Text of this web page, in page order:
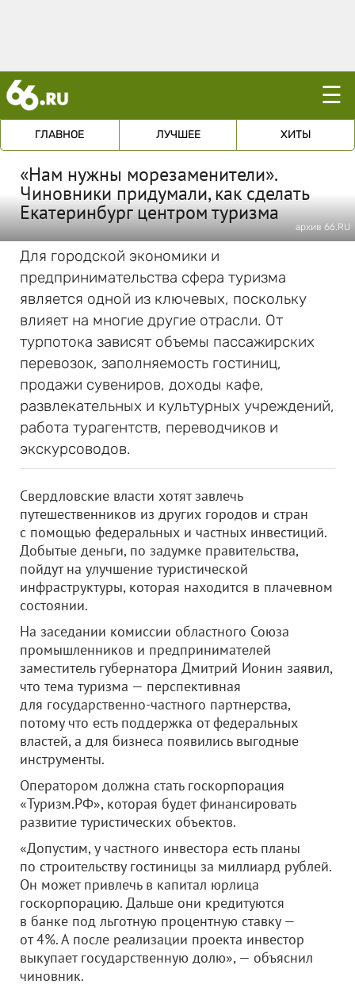
☰
ГЛАВНОЕ ЛУЧШЕЕ ХИТЫ
«Нам нужны морезаменители».
Чиновники придумали, как сделать
Екатеринбург центром туризма
архив 66.RU
Для городской экономики и
предпринимательства сфера туризма
является одной из ключевых, поскольку
влияет на многие другие отрасли. От
турпотока зависят объемы пассажирских
перевозок, заполняемость гостиниц,
продажи сувениров, доходы кафе,
развлекательных и культурных учреждений,
работа турагентств, переводчиков и
экскурсоводов.
Свердловские власти хотят завлечь
путешественников из других городов и стран
с помощью федеральных и частных инвестиций.
Добытые деньги, по задумке правительства,
пойдут на улучшение туристической
инфраструктуры, которая находится в плачевном
состоянии.
На заседании комиссии областного Союза
промышленников и предпринимателей
заместитель губернатора Дмитрий Ионин заявил,
что тема туризма — перспективная
для государственно-частного партнерства,
потому что есть поддержка от федеральных
властей, а для бизнеса появились выгодные
инструменты.
Оператором должна стать госкорпорация
«Туризм.РФ», которая будет финансировать
развитие туристических объектов.
«Допустим, у частного инвестора есть планы
по строительству гостиницы за миллиард рублей.
Он может привлечь в капитал юрлица
госкорпорацию. Дальше они кредитуются
в банке под льготную процентную ставку —
от 4%. А после реализации проекта инвестор
выкупает государственную долю», — объяснил
чиновник.